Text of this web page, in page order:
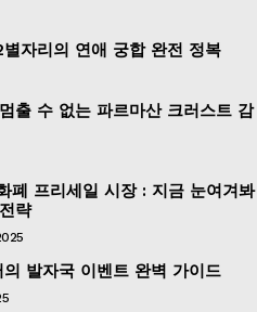
별자리의 연애 궁합 완전 정복
출 수 없는 파르마산 크러스트 감
폐 프리세일 시장 : 지금 눈여겨봐
략
의 발자국 이벤트 완벽 가이드